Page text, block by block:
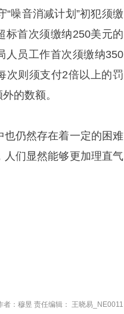
噪音消减计划”初犯须缴
标首次须缴纳250美元的
人员工作首次须缴纳350
次则须支付2倍以上的罚
的数额。
也仍然存在着一定的困难
们显然能够更加理直气
者：穆昱 责任编辑： 王晓易_NE0011